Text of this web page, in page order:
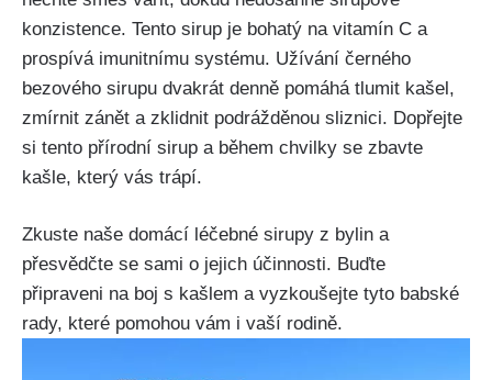
⁢konzistence. Tento sirup je ​bohatý na vitamín C a
prospívá imunitnímu systému. Užívání černého
bezového sirupu ‌dvakrát denně pomáhá ‌tlumit kašel,
zmírnit zánět‍ a zklidnit podrážděnou sliznici. Dopřejte
si⁣ tento přírodní sirup a během chvilky se zbavte
⁢kašle, který vás ⁣trápí.
Zkuste naše domácí léčebné ⁢sirupy z bylin a
přesvědčte se ⁤sami⁣ o jejich účinnosti. ‍Buďte‌
připraveni‍ na ⁤boj s⁤ kašlem ⁣a vyzkoušejte tyto babské
rady, které pomohou vám i vaší rodině.